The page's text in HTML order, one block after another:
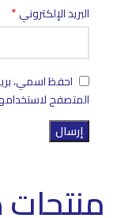
البريد الإلكتروني*
احفظ اسمي،
المتصفح